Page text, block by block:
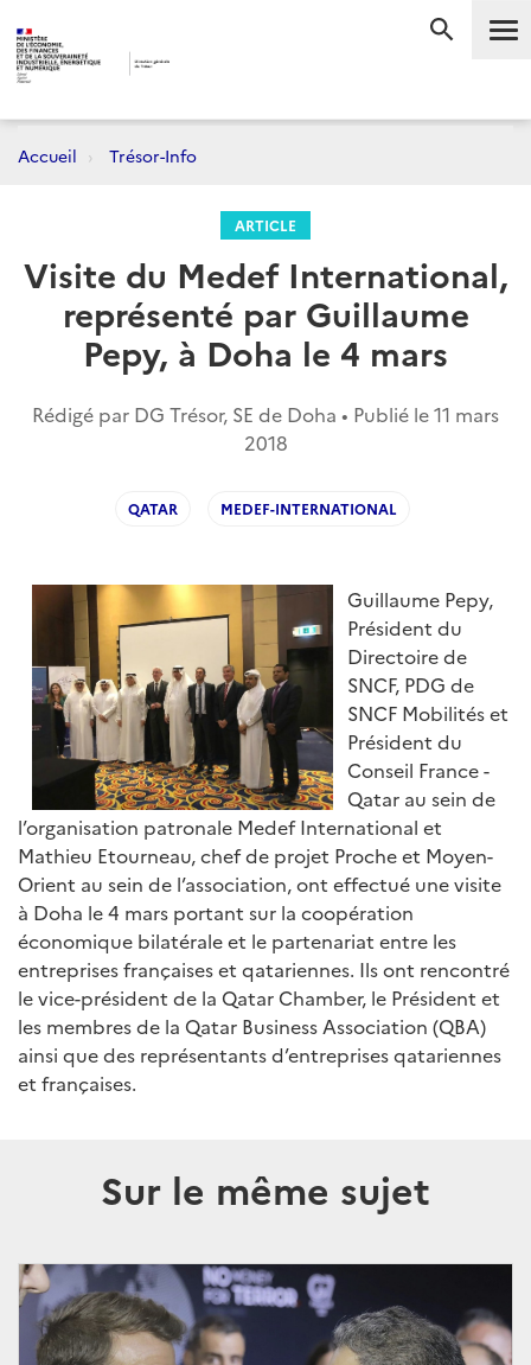
Accueil Trésor-Info
ARTICLE
Visite du Medef International,
représenté par Guillaume
Pepy, à Doha le 4 mars
Rédigé par DG Trésor, SE de Doha • Publié le11 mars
2018
QATAR MEDEF-INTERNATIONAL
Guillaume Pepy,
Président du
Directoire de
SNCF, PDG de
SNCF Mobilités et
Président du
Conseil France -
Qatar au sein de
l’organisation patronale Medef International et
Mathieu Etourneau, chef de projet Proche et Moyen-
Orient au sein de l’association, ont effectué une visite
à Doha le 4 mars portant sur la coopération
économique bilatérale et le partenariat entre les
entreprises françaises et qatariennes. Ils ont rencontré
le vice-président de la Qatar Chamber, le Président et
les membres de la Qatar Business Association (QBA)
ainsi que des représentants d’entreprises qatariennes
et françaises.
Sur le même sujet